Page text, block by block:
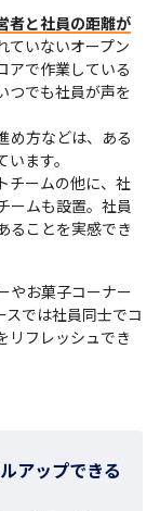
者と社員の距離が
ていないオープン
アで作業している
つでも社員が声を
め方などは、ある
ます。
チームの他に、社
ームも設置。社員
ることを実感でき
やお菓子コーナー
では社員同士でコ
リフレッシュでき
アップできる